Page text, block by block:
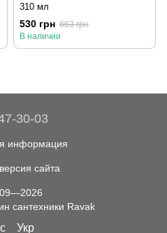
310 мл
530 грн 663 грн
В наличии
30-03
информация
сайта
сантехники Ravak
Укр